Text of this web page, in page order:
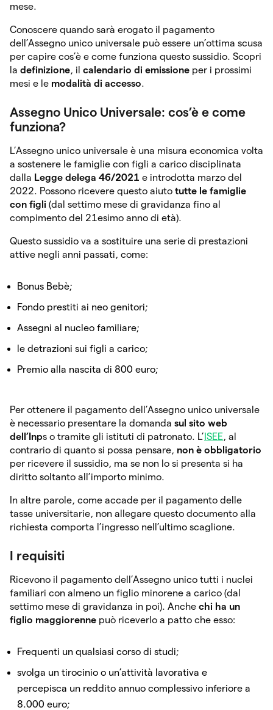
mese.
Conoscere quando sarà erogato il pagamento
dell’Assegno unico universale può essere un’ottima scusa
per capire cos’è e come funziona questo sussidio. Scopri
la definizione, il calendario di emissione per i prossimi
mesi e le modalità di accesso.
Assegno Unico Universale: cos’è e come
funziona?
L’Assegno unico universale è una misura economica volta
a sostenere le famiglie con figli a carico disciplinata
dalla Legge delega 46/2021 e introdotta marzo del
2022. Possono ricevere questo aiuto tutte le famiglie
con figli (dal settimo mese di gravidanza fino al
compimento del 21esimo anno di età).
Questo sussidio va a sostituire una serie di prestazioni
attive negli anni passati, come:
Bonus Bebè;
Fondo prestiti ai neo genitori;
Assegni al nucleo familiare;
le detrazioni sui figli a carico;
Premio alla nascita di 800 euro;
Per ottenere il pagamento dell’Assegno unico universale
è necessario presentare la domanda sul sito web
dell’Inps o tramite gli istituti di patronato. L’ ISEE, al
contrario di quanto si possa pensare, non è obbligatorio
per ricevere il sussidio, ma se non lo si presenta si ha
diritto soltanto all’importo minimo.
In altre parole, come accade per il pagamento delle
tasse universitarie, non allegare questo documento alla
richiesta comporta l’ingresso nell’ultimo scaglione.
I requisiti
Ricevono il pagamento dell’Assegno unico tutti i nuclei
familiari con almeno un figlio minorene a carico (dal
settimo mese di gravidanza in poi). Anche chi ha un
figlio maggiorenne può riceverlo a patto che esso:
Frequenti un qualsiasi corso di studi;
svolga un tirocinio o un’attività lavorativa e
percepisca un reddito annuo complessivo inferiore a
8.000 euro;